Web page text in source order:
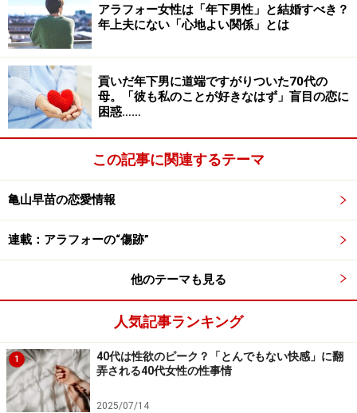
とうなだれていました。バレちゃったので、次は文言を
変えようと思います」
妻が優しくしているうちが花かもしれない。あと何年か
たつと、夫の愚痴も聞いてくれなくなる可能性もある。
妻だって忙しいのだから。
“かまってちゃん夫”の言うことはスルーで
「うちの夫、“かまってちゃん”なんです。小学生の息子
より、『今日はこんなことがあってね』という話が多
そんな塩対応をしているのは、サツキさん（46歳）だ。
中学生の娘と小学生の息子がいるが、子どもたちより自
立していないのが家庭での夫。
「夕飯時、最近はさすがにビールを自分で冷蔵庫に取り
アラフォー女性は「年下男性」と結婚すべき？
年上夫にない「心地よい関係」とは
貢いだ年下男に道端ですがりついた70代の
母。「彼も私のことが好きなはず」盲目の恋に
困惑……
この記事に関連するテーマ
亀山早苗の恋愛情報
連載：アラフォーの“傷跡”
他のテーマも見る
人気記事ランキング
1
40代は性欲のピーク？「とんでもない快感」に翻
弄される40代女性の性事情
2025/07/14